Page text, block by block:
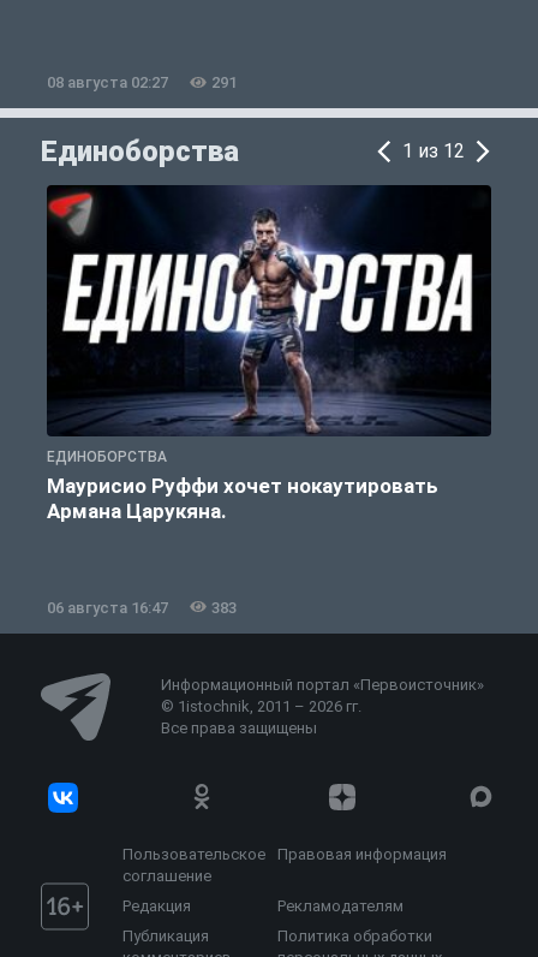
08 августа 02:27 291
Единоборства 1 из 12
ЕДИНОБОРСТВА
Маурисио Руффи хочет нокаутировать
Армана Царукяна.
06 августа 16:47 383
Информационный портал «Первоисточник»
© 1istochnik, 2011 – 2026 гг.
Все права защищены
Пользовательское
соглашение
Правовая информация
Редакция
Рекламодателям
Публикация
Политика обработки